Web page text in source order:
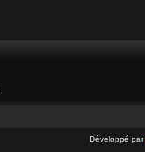
Développé par